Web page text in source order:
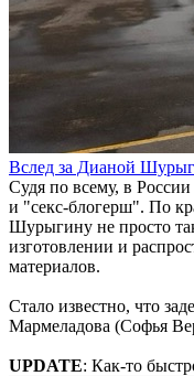
Вслед за Дианой
Судя по всему, в России
и "секс-блогерш". По
Шурыгину не просто
изготовлении и
материалов.
Стало известно, что
Мармеладова (Софья
UPDATE: Как-то